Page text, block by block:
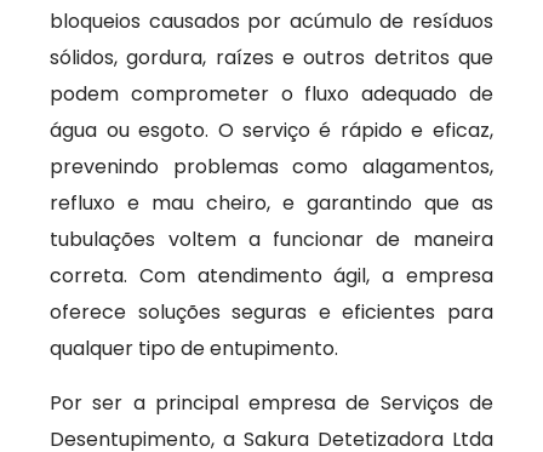
bloqueios causados por acúmulo de resíduos
sólidos, gordura, raízes e outros detritos que
podem comprometer o fluxo adequado de
água ou esgoto. O serviço é rápido e eficaz,
prevenindo problemas como alagamentos,
refluxo e mau cheiro, e garantindo que as
tubulações voltem a funcionar de maneira
correta. Com atendimento ágil, a empresa
oferece soluções seguras e eficientes para
qualquer tipo de entupimento.
Por ser a principal empresa de Serviços de
Desentupimento, a Sakura Detetizadora Ltda